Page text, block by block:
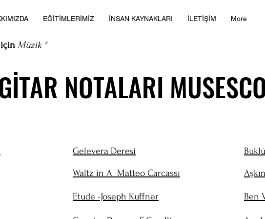
EĞİTİMLERİMİZ İNSAN KAYNAKLARI İLETİŞİM More
için Müzik "
NOTALARI
NOTALARI
Gelevera Deresi
Waltz in A Matteo Carcassı
Etude -Joseph Kuffner Ben